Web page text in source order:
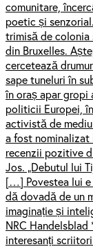
comunitare,
poetic și
trimisă de colonia
din Bruxelles.
cercetează
sape tuneluri în
în oraș apar gropi
politicii Europei,
activistă de
a fost nominalizat
recenzii pozitive
Jos. „Debutul lui
[…] Povestea lui
dă dovadă de un
imaginație și
NRC
interesanți